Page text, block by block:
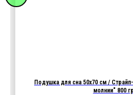
Подушка для сна 50х70 см /
молнии" 800